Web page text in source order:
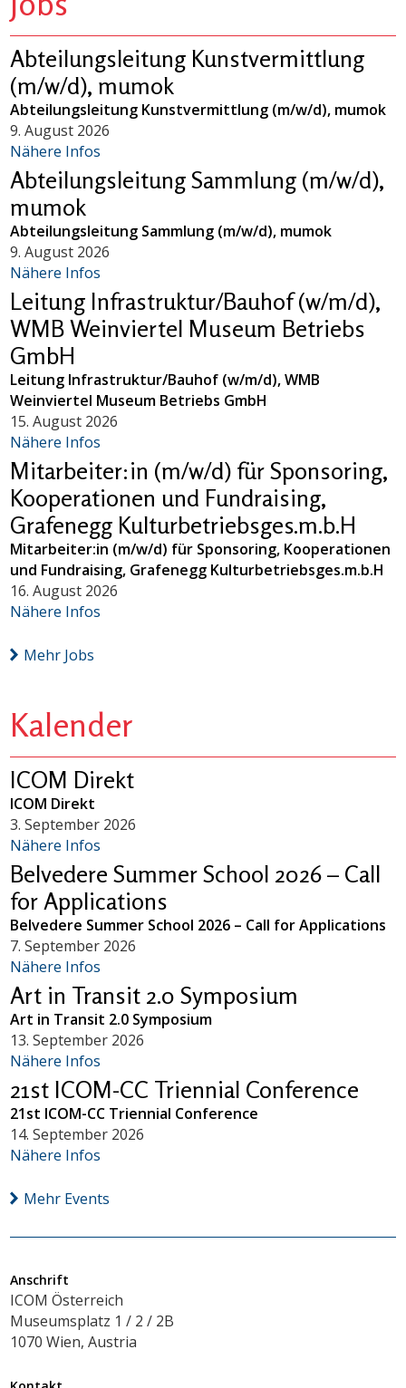
Abteilungsleitung Kunstvermittlung
(m/w/d), mumok
Abteilungsleitung Kunstvermittlung (m/w/d), mumok
9. August 2026
Nähere Infos
Abteilungsleitung Sammlung (m/w/d),
mumok
Abteilungsleitung Sammlung (m/w/d), mumok
9. August 2026
Nähere Infos
Leitung Infrastruktur/Bauhof (w/m/d),
WMB Weinviertel Museum Betriebs
GmbH
Leitung Infrastruktur/Bauhof (w/m/d), WMB
Weinviertel Museum Betriebs GmbH
15. August 2026
Nähere Infos
Mitarbeiter:in (m/w/d) für Sponsoring,
Kooperationen und Fundraising,
Grafenegg Kulturbetriebsges.m.b.H
Mitarbeiter:in (m/w/d) für Sponsoring, Kooperationen
und Fundraising, Grafenegg Kulturbetriebsges.m.b.H
16. August 2026
Nähere Infos
Mehr Jobs
Kalender
ICOM Direkt
ICOM Direkt
3. September 2026
Nähere Infos
Belvedere Summer School 2026 – Call
for Applications
Belvedere Summer School 2026 – Call for Applications
7. September 2026
Nähere Infos
Art in Transit 2.0 Symposium
Art in Transit 2.0 Symposium
13. September 2026
Nähere Infos
21st ICOM-CC Triennial Conference
21st ICOM-CC Triennial Conference
14. September 2026
Nähere Infos
Mehr Events
Anschrift
ICOM Österreich
Museumsplatz 1 / 2 / 2B
1070 Wien, Austria